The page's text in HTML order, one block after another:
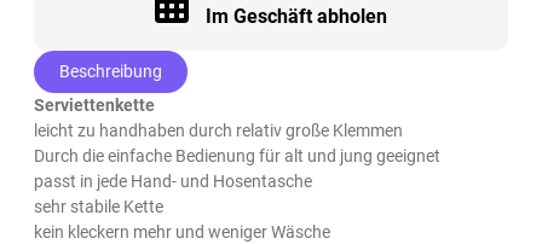
Im Geschäft abholen
Beschreibung
Serviettenkette
leicht zu handhaben durch relativ große Klemmen
Durch die einfache Bedienung für alt und jung geeignet
passt in jede Hand- und Hosentasche
sehr stabile Kette
kein kleckern mehr und weniger Wäsche